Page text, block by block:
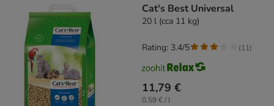
Cat's Best Universal
20 l (cca 11 kg)
11,79 €
0,59 € / l
Rating: 3.4/5 (11)